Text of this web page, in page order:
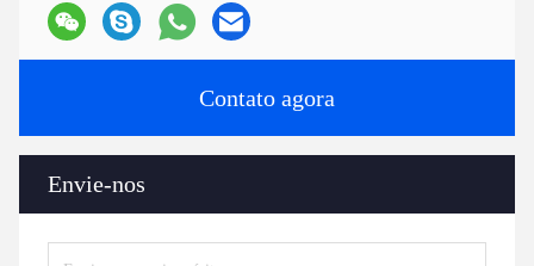
Contato agora
Envie-nos